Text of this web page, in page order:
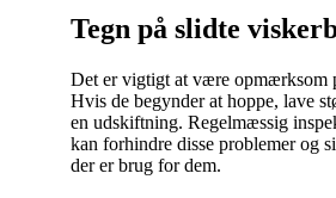
Tegn på slidte
Det er vigtigt at være opmærksom
Hvis de begynder at hoppe, lave
en udskiftning. Regelmæssig
kan forhindre disse problemer og
der er brug for dem.